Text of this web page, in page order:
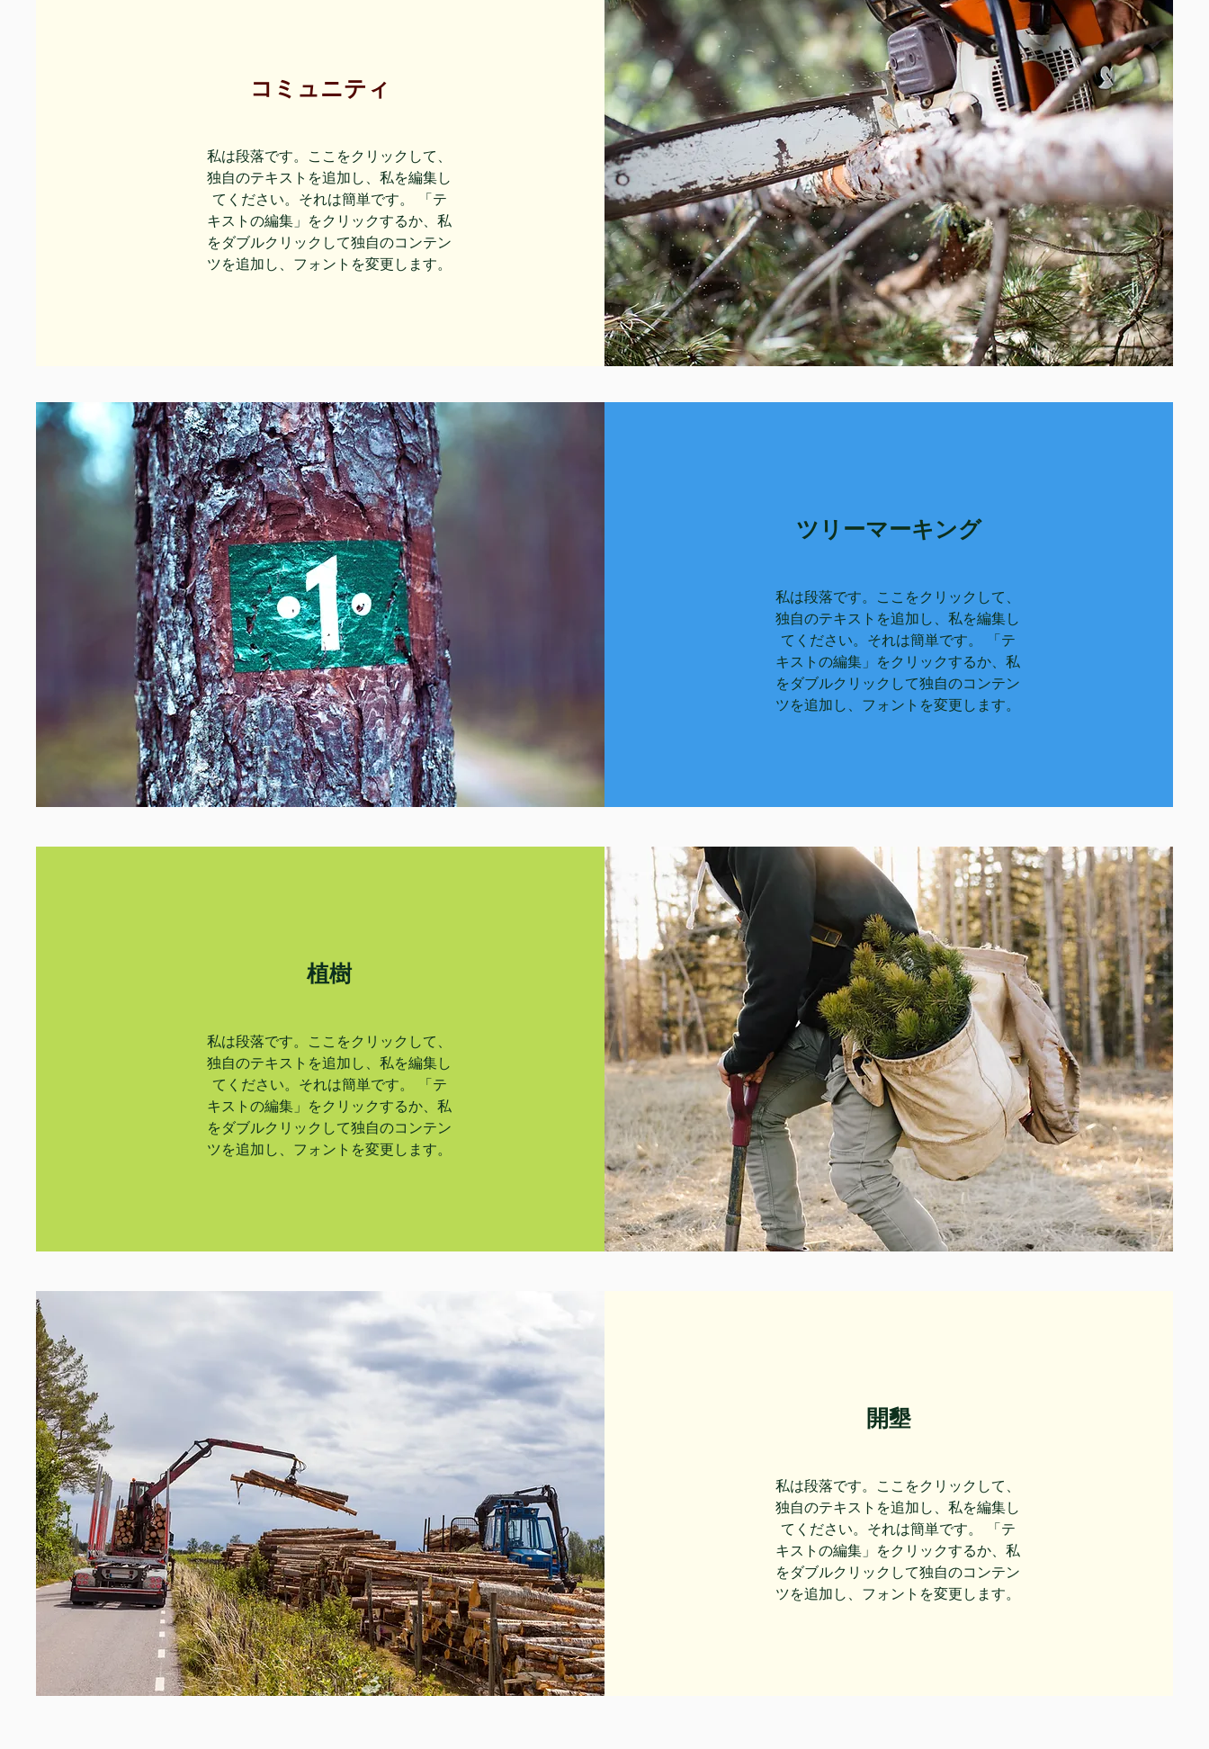
コミュニティ
私は段落です。ここをクリックして、
独自のテキストを追加し、私を編集し
てください。それは簡単です。 「テ
キストの編集」をクリックするか、私
をダブルクリックして独自のコンテン
ツを追加し、フォントを変更します。
ツリーマーキング
私は段落です。ここをクリックして、
独自のテキストを追加し、私を編集し
てください。それは簡単です。 「テ
キストの編集」をクリックするか、私
をダブルクリックして独自のコンテン
ツを追加し、フォントを変更します。
植樹
私は段落です。ここをクリックして、
独自のテキストを追加し、私を編集し
てください。それは簡単です。 「テ
キストの編集」をクリックするか、私
をダブルクリックして独自のコンテン
ツを追加し、フォントを変更します。
開墾
私は段落です。ここをクリックして、
独自のテキストを追加し、私を編集し
てください。それは簡単です。 「テ
キストの編集」をクリックするか、私
をダブルクリックして独自のコンテン
ツを追加し、フォントを変更します。